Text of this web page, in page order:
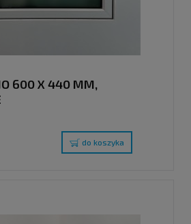
600 X 440 MM,
do koszyka